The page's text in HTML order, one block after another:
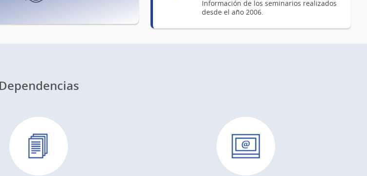
Información de los seminarios realizados
desde el año 2006.
Dependencias